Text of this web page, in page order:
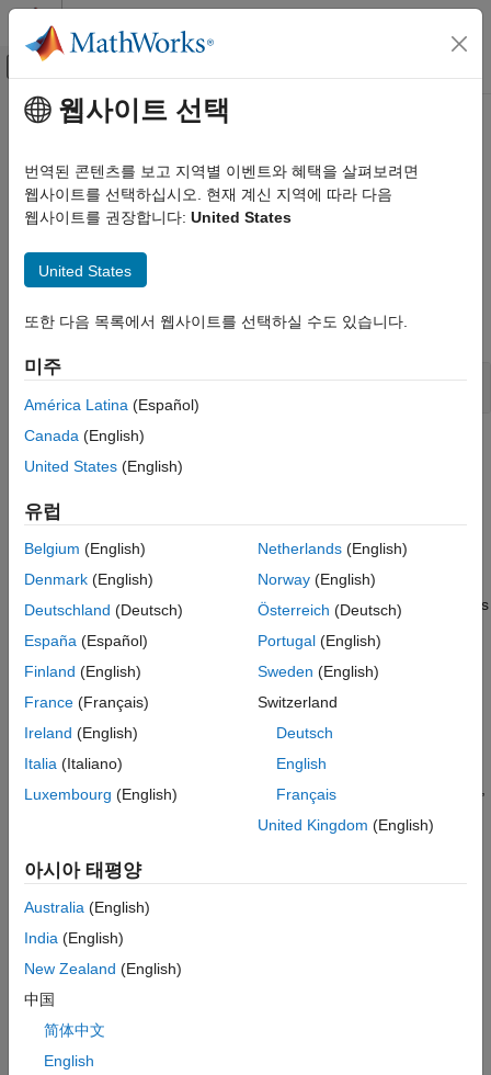
콘텐츠로 바로 가기
오프캔버스 탐색 메뉴 토글
문서 홈
FPGA, ASIC 및 SoC 개발
Fixed-Point Designer
카테고리
MATLAB 및 Simulink에서의 고정소수점 수학
연산
Simulink에서의 고정소수점 행렬 연산
MATLAB의 고정소수점 행렬 연산
룩업 테이블 최적화
외부 코드 통합하기
고정소수점 코드 생성
주요 콘텐츠
외부 코드 통합하기
사용자 지정 고정소수점 S-Function을 사용한 외부 코드 통합
사용자 지정 고정소수점 S-Function을 사용하여 외부 코드를
함수
모두 확장
사용자 지정 고정소수점 S-Function을 위한 API
도움말 항목
Lists the data types supported by the API and discusses the
Structure of the S-Function
Displays the basic structure of an S-function that directly handles
Storage Containers
Discusses the containers used to hold signals in simulation and
Data Type IDs
Describes the creation, assignment, and usage of data type IDs,
Overflow Handling and Rounding Methods
Discusses the tokens you can use to define overflow handling
describes the overflow logging structure.
MEX 파일 만들기
고정소수점 S-Function의 MEX 파일을 만들기 위해 거쳐야 하는
추가 단계를 설명합니다.
웹사이트 선택
번역된 콘텐츠를 보고 지역별 이벤트와 혜택을 살펴보려면
웹사이트를 선택하십시오. 현재 계신 지역에 따라 다음
웹사이트를 권장합니다: United States
United States
또한 다음 목록에서 웹사이트를 선택하실 수도 있습니다.
미주
América Latina (Español)
Canada (English)
United States (English)
유럽
Belgium (English)
Denmark (English)
Deutschland (Deutsch)
España (Español)
Finland (English)
France (Français)
Ireland (English)
Italia (Italiano)
Luxembourg (English)
Netherlands(English)
Norway(English)
Österreich (Deutsch)
Portugal(English)
Sweden (English)
Switzerland
Deutsch
English
Français
United Kingdom (English)
아시아 태평양
Australia (English)
India (English)
New Zealand (English)
中国
简体中文
English